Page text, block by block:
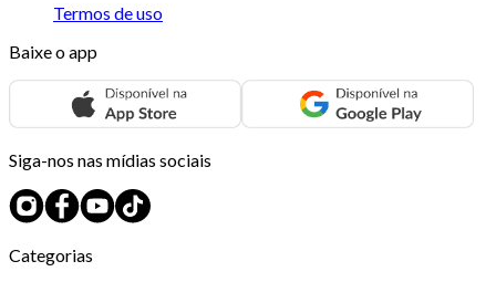
Termos de uso
Baixe o app
Siga-nos nas mídias sociais
Categorias